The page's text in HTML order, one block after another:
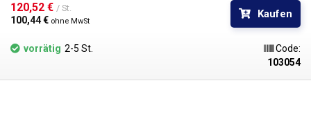
120,52 € / St.
100,44 € ohne MwSt
Kaufen
vorrätig 2-5 St.
Code:
103054